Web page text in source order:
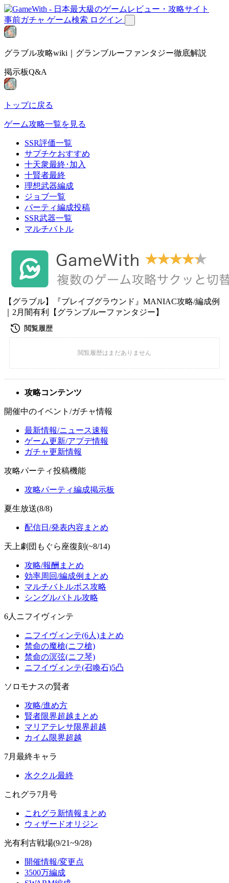
事前ガチャ ゲーム検索 ログイン
グラブル攻略wiki｜グランブルーファンタジー徹底解説
掲示板Q&A
トップに戻る
ゲーム攻略一覧を見る
SSR評価一覧
サプチケおすすめ
十天衆最終･加入
十賢者最終
理想武器編成
ジョブ一覧
パーティ編成投稿
SSR武器一覧
マルチバトル
【グラブル】『ブレイブグラウンド』MANIAC攻略/編成例
｜2月闇有利【グランブルーファンタジー】
攻略コンテンツ
開催中のイベント/ガチャ情報
最新情報/ニュース速報
ゲーム更新/アプデ情報
ガチャ更新情報
攻略パーティ投稿機能
攻略パーティ編成掲示板
夏生放送(8/8)
配信日/発表内容まとめ
天上劇団もぐら座復刻(~8/14)
攻略/報酬まとめ
効率周回/編成例まとめ
マルチバトルボス攻略
シングルバトル攻略
6人ニフイヴィンテ
ニフイヴィンテ(6人)まとめ
禁命の魔槍(ニフ槍)
禁命の溟弦(ニフ琴)
ニフイヴィンテ(召喚石)5凸
ソロモナスの賢者
攻略/進め方
賢者限界超越まとめ
マリアテレサ限界超越
カイム限界超越
7月最終キャラ
水ククル最終
これグラ7月号
これグラ新情報まとめ
ウィザードオリジン
光有利古戦場(9/21~9/28)
開催情報/変更点
3500万編成